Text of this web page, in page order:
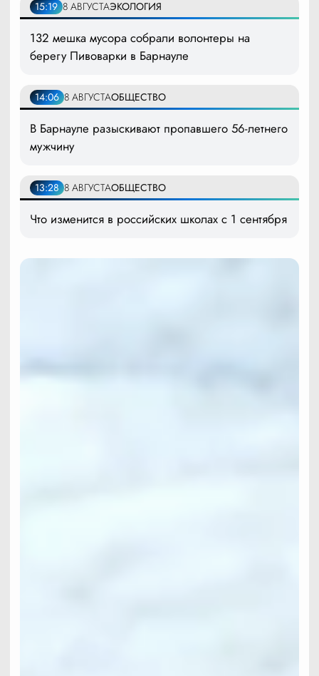
15:19 8 АВГУСТАЭКОЛОГИЯ
132 мешка мусора собрали волонтеры на
берегу Пивоварки в Барнауле
14:06 8 АВГУСТАОБЩЕСТВО
В Барнауле разыскивают пропавшего 56-летнего
мужчину
13:28 8 АВГУСТАОБЩЕСТВО
Что изменится в российских школах с 1 сентября